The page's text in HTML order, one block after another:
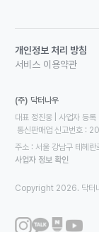
개인정보 처리 방침
서비스 이용약관
(주) 닥터나우
대표 정진웅 | 사업자
통신판매업 신고번호
주소 : 서울 강남구 테헤
사업자 정보 확인
Copyright 2026. 닥터